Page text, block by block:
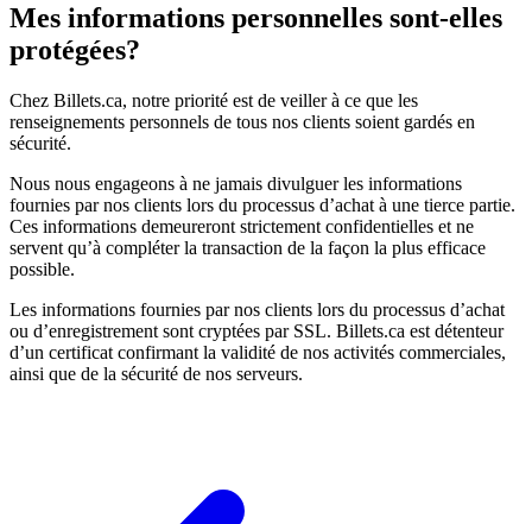
Mes informations personnelles sont-elles
protégées?
Chez Billets.ca, notre priorité est de veiller à ce que les
renseignements personnels de tous nos clients soient gardés en
sécurité.
Nous nous engageons à ne jamais divulguer les informations
fournies par nos clients lors du processus d’achat à une tierce partie.
Ces informations demeureront strictement confidentielles et ne
servent qu’à compléter la transaction de la façon la plus efficace
possible.
Les informations fournies par nos clients lors du processus d’achat
ou d’enregistrement sont cryptées par SSL. Billets.ca est détenteur
d’un certificat confirmant la validité de nos activités commerciales,
ainsi que de la sécurité de nos serveurs.